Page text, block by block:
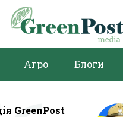
Агро Блоги
GreenPost